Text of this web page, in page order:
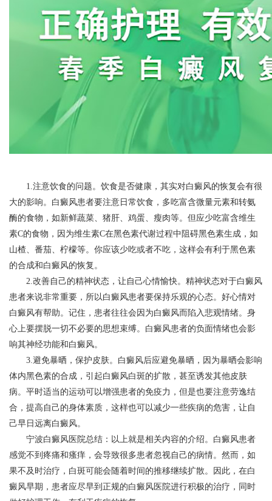
1.注意饮食的问题。饮食是否健康，其实对白癜风的恢复会有很
大的影响。白癜风患者要注意日常饮食，多吃富含微量元素和转氨
酶的食物，如新鲜蔬菜、猪肝、鸡蛋、瘦肉等。但应少吃富含维生
素C的食物，因为维生素C在黑色素代谢过程中阻碍黑色素生成，如
山楂、番茄、柠檬等。你应该少吃或者不吃，这样会有利于黑色素
的合成和白癜风的恢复。
2.改善自己的精神状态，让自己心情愉快。精神状态对于白癜风
患者来说非常重要，所以白癜风患者要保持乐观的心态。好心情对
白癜风有帮助。记住，患者往往会因为白癜风而陷入悲观情绪。身
心上要摆脱一切不必要的思想束缚。白癜风患者的负面情绪也会影
响其神经功能和白癜风。
3.避免暴晒，保护皮肤。白癜风后应避免暴晒，因为暴晒会影响
体内黑色素的合成，引起白癜风白斑的扩散，甚至诱发其他皮肤
病。平时适当的运动可以增强患者的免疫力，但是也要注意劳逸结
合，提高自己的身体素质，这样也可以减少一些疾病的危害，让自
己早日远离白癜风。
宁波白癜风医院总结：以上就是相关内容的介绍。白癜风患者
感觉不到疼痛和瘙痒，会导致很多患者忽视自己的病情。然而，如
果不及时治疗，白斑可能会随着时间的推移继续扩散。因此，在白
癜风早期，患者应尽早到正规的白癜风医院进行积极的治疗，同时